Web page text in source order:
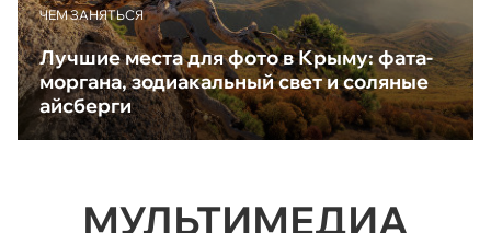
ЧЕМ ЗАНЯТЬСЯ
Лучшие места для фото в Крыму: фата-
моргана, зодиакальный свет и соляные
айсберги
МУЛЬТИМЕДИА